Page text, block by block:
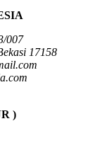
007
17158
)